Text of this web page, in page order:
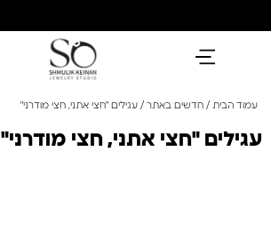
עמוד הבית / חדשים באתר / עגילים "חצי אתני, חצי מודרני"
עגילים "חצי אתני, חצי מודרני"